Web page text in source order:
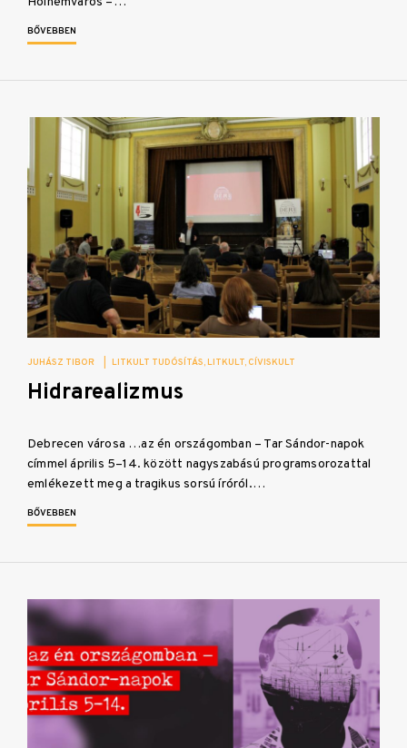
BŐVEBBEN
JUHÁSZ TIBOR LITKULT TUDÓSÍTÁS LITKULT CÍVISKULT
Hidrarealizmus
Debrecen városa …az én országomban – Tar Sándor-napok
címmel április 5–14. között nagyszabású programsorozattal
emlékezett meg a tragikus sorsú íróról.…
BŐVEBBEN